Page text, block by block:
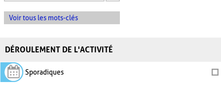
Voir tous les mots-clés
DÉROULEMENT DE L'ACTIVITÉ
Sporadiques